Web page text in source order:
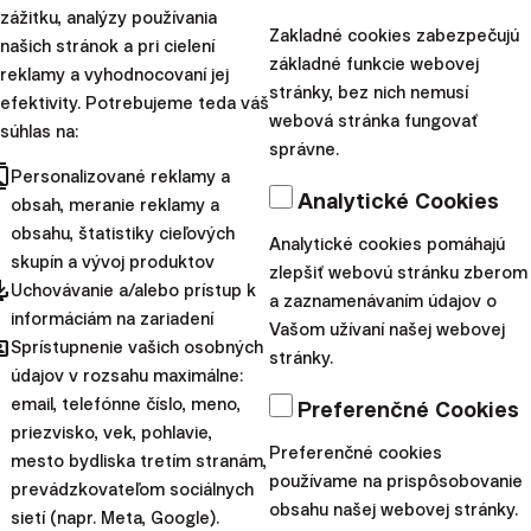
klienta a môže sa v budúcnosti meniť.
Upozornenie:
Tento článok poskytuje
marketingové informácie o produktoch
spoločnosti Finax, o.c.p, a.s. S investovaním sa
spája riziko a minulé výnosy nie sú zárukou
budúcich výnosov. Spoznajte riziká, ktoré
podstupujete pri investovaní.
Daňové oslobodenia sa vzťahujú výhradne na
rezidentov danej krajiny a môžu sa líšiť v
závislosti od konkrétnych daňových zákonov.
Pozrite si naše prebiehajúce aj ukončené akcie.
zážitku, analýzy používania
našich stránok a pri cielení
reklamy a vyhodnocovaní jej
efektivity. Potrebujeme teda váš
súhlas na:
Personalizované reklamy a
obsah, meranie reklamy a
obsahu, štatistiky cieľových
skupín a vývoj produktov
Uchovávanie a/alebo prístup k
informáciám na zariadení
Sprístupnenie vašich osobných
údajov v rozsahu maximálne:
email, telefónne číslo, meno,
priezvisko, vek, pohlavie,
mesto bydliska tretím stranám,
prevádzkovateľom sociálnych
sietí (napr. Meta, Google).
Zakladné cookies zabezpečujú
základné funkcie webovej
stránky, bez nich nemusí
webová stránka fungovať
správne.
Analytické Cookies
Analytické cookies pomáhajú
zlepšiť webovú stránku zberom
a zaznamenávaním údajov o
Vašom užívaní našej webovej
stránky.
Preferenčné Cookies
Preferenčné cookies
používame na prispôsobovanie
obsahu našej webovej stránky.